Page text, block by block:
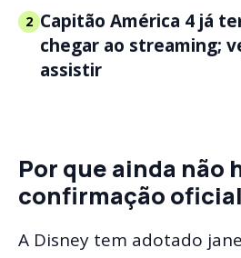
2 Capitão América 4 já
chegar ao streaming;
assistir
Por que ainda não
confirmação
A Disney tem adotado